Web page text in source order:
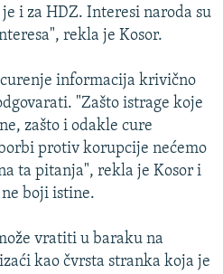
i za HDZ. Interesi naroda su
rekla je Kosor.
informacija krivično
"Zašto istrage koje
zašto i odakle cure
protiv korupcije nećemo
ta pitanja", rekla je Kosor i
boji istine.
vratiti u baraku na
kao čvrsta stranka koja je